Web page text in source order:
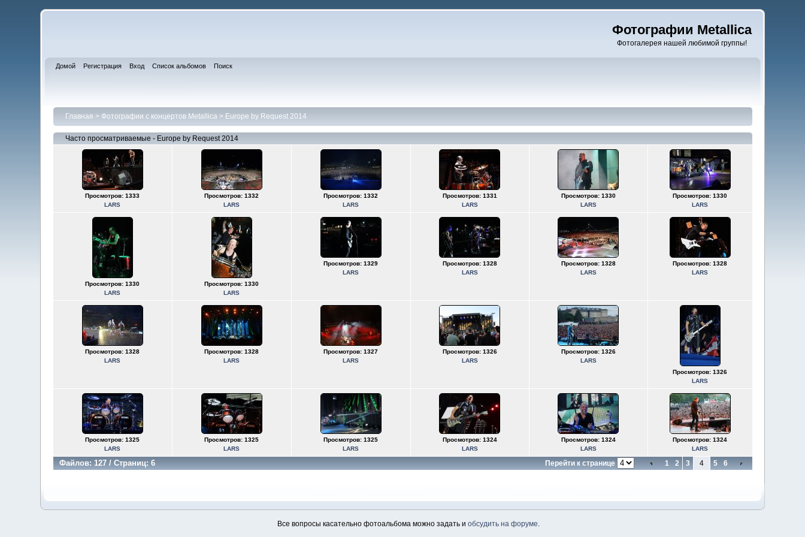
Фотографии Metallica
Фотогалерея нашей любимой группы!
Домой Регистрация Вход Список альбомов Поиск
Главная > Фотографии с концертов Metallica> Europe by Request 2014
Часто просматриваемые - Europe by Request 2014
Просмотров: 1333
LARS
Просмотров: 1332
LARS
Просмотров: 1332
LARS
Просмотров: 1331
LARS
Просмотров: 1330
LARS
Просмотров: 1330
LARS
Просмотров: 1330
LARS
Просмотров: 1330
LARS
Просмотров: 1329
LARS
Просмотров: 1328
LARS
Просмотров: 1328
LARS
Просмотров: 1328
LARS
Просмотров: 1328
LARS
Просмотров: 1328
LARS
Просмотров: 1327
LARS
Просмотров: 1326
LARS
Просмотров: 1326
LARS
Просмотров: 1326
LARS
Просмотров: 1325
LARS
Просмотров: 1325
LARS
Просмотров: 1325
LARS
Просмотров: 1324
LARS
Просмотров: 1324
LARS
Просмотров: 1324
LARS
Файлов: 127 / Страниц: 6 Перейти к странице 1 2 3 4 5 6
Все вопросы касательно фотоальбома можно задать и обсудить на форуме.